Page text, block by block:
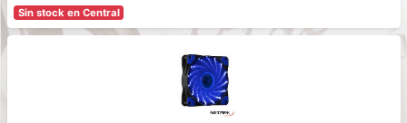
Sin stock en Central